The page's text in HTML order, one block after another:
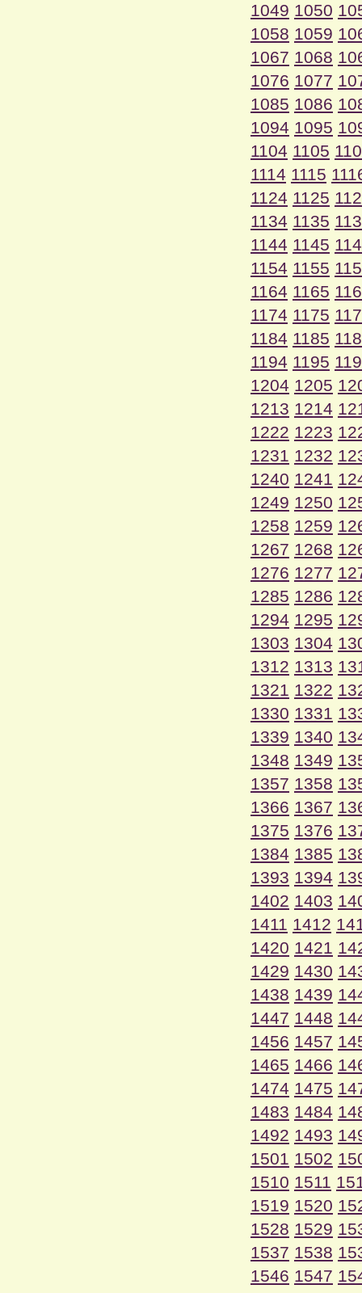
1049 1050
1058 1059
1067 1068
1076 1077
1085 1086
1094 1095
1104 1105
1114 1115
1124 1125
1134 1135
1144 1145
1154 1155
1164 1165
1174 1175
1184 1185
1194 1195
1204 1205
1213 1214
1222 1223
1231 1232
1240 1241
1249 1250
1258 1259
1267 1268
1276 1277
1285 1286
1294 1295
1303 1304
1312 1313
1321 1322
1330 1331
1339 1340
1348 1349
1357 1358
1366 1367
1375 1376
1384 1385
1393 1394
1402 1403
1411 1412
1420 1421
1429 1430
1438 1439
1447 1448
1456 1457
1465 1466
1474 1475
1483 1484
1492 1493
1501 1502
1510 1511
1519 1520
1528 1529
1537 1538
1546 1547